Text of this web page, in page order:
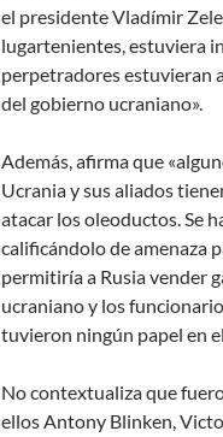
el presidente Vladímir
lugartenientes, estuviera
perpetradores estuvieran
del gobierno ucraniano».
Además, afirma que
Ucrania y sus aliados
atacar los oleoductos. Se
calificándolo de amenaza
permitiría a Rusia vender
ucraniano y los
tuvieron ningún papel en
No contextualiza que
ellos Antony Blinken,